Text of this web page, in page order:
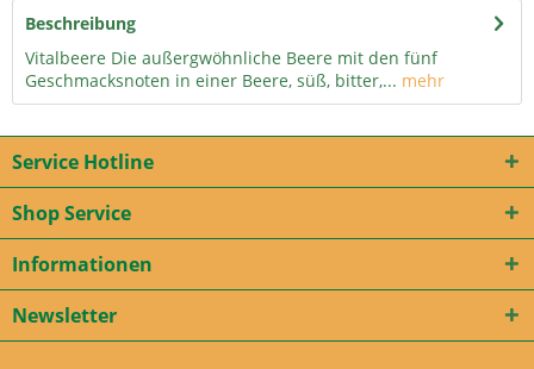
Beschreibung
Vitalbeere Die außergwöhnliche Beere mit den fünf
Geschmacksnoten in einer Beere, süß, bitter,... mehr
Service Hotline
Shop Service
Informationen
Newsletter